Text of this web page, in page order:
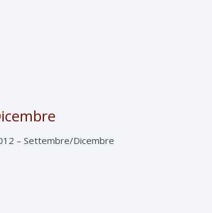
– Settembre/Dicembre